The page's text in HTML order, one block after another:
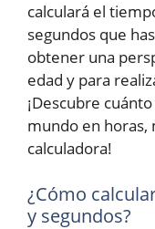
calculará el
segundos que
obtener una
edad y para
¡Descubre
mundo en horas,
calculadora!
¿Cómo
y segundos?